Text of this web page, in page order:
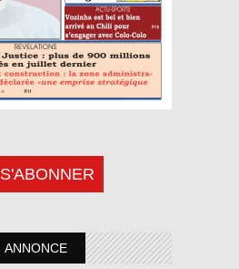
S'ABONNER
ANNONCE